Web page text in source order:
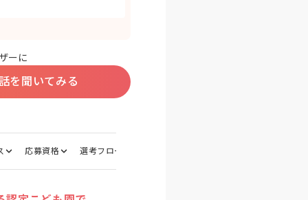
ーに
を聞いてみる
応募資格 選考フロー